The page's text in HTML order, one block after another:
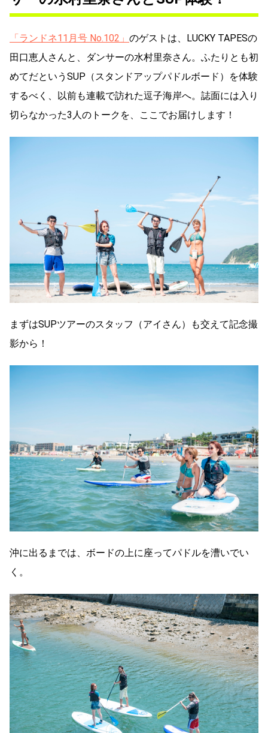
「ランドネ11月号 No.102」 のゲストは、LUCKY TAPESの
田口恵人さんと、ダンサーの水村里奈さん。ふたりとも初
めてだというSUP（スタンドアップパドルボード）を体験
するべく、以前も連載で訪れた逗子海岸へ。誌面には入り
切らなかった3人のトークを、ここでお届けします！
まずはSUPツアーのスタッフ（アイさん）も交えて記念撮
影から！
沖に出るまでは、ボードの上に座ってパドルを漕いでい
く。